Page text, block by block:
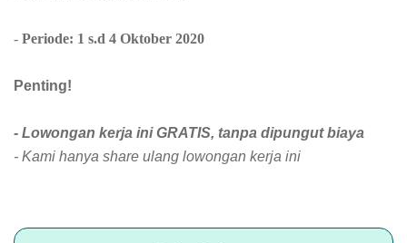
- Periode: 1 s.d 4 Oktober 2020
Penting!
- Lowongan kerja ini GRATIS, tanpa dipungut biaya
- Kami hanya share ulang lowongan kerja ini